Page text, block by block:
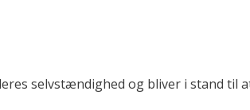
selvstændighed og bliver i stand til